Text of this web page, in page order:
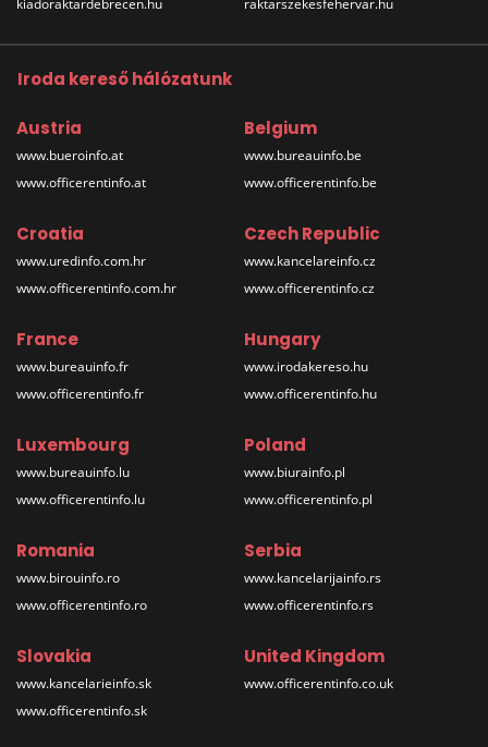
Iroda kereső hálózatunk
Austria
www.bueroinfo.at
www.officerentinfo.at
Belgium
www.bureauinfo.be
www.officerentinfo.be
Croatia
www.uredinfo.com.hr
www.officerentinfo.com.hr
Czech Republic
www.kancelareinfo.cz
www.officerentinfo.cz
France
www.bureauinfo.fr
www.officerentinfo.fr
Hungary
www.irodakereso.hu
www.officerentinfo.hu
Luxembourg
www.bureauinfo.lu
www.officerentinfo.lu
Poland
www.biurainfo.pl
www.officerentinfo.pl
Romania
www.birouinfo.ro
www.officerentinfo.ro
Serbia
www.kancelarijainfo.rs
www.officerentinfo.rs
Slovakia
www.kancelarieinfo.sk
www.officerentinfo.sk
United Kingdom
www.officerentinfo.co.uk